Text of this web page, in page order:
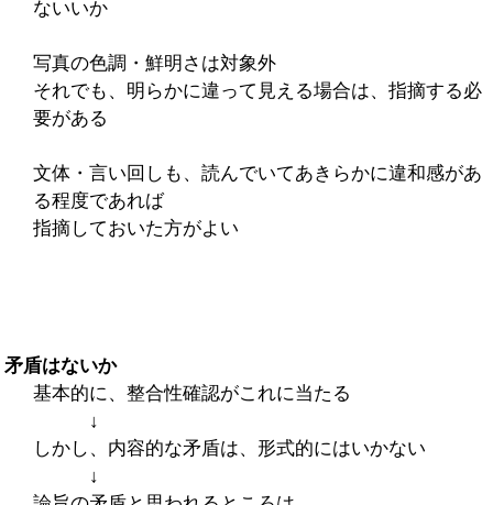
ないいか
写真の色調・鮮明さは対象外
それでも、明らかに違って見える場合は、指摘する必
要がある
文体・言い回しも、読んでいてあきらかに違和感があ
る程度であれば
指摘しておいた方がよい
矛盾はないか
基本的に、整合性確認がこれに当たる
↓
しかし、内容的な矛盾は、形式的にはいかない
↓